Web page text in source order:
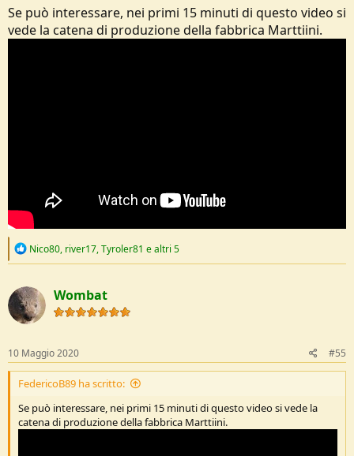
Se può interessare, nei primi 15 minuti di questo video si
vede la catena di produzione della fabbrica Marttiini.
R
c
t
i
o
s
:
Nico80, river17,Tyroler81 e altri 5
Wombat
10 Maggio 2020 #55
FedericoB89 ha scritto:
Se può interessare, nei primi 15 minuti di questo video si vede la
catena di produzione della fabbrica Marttiini.